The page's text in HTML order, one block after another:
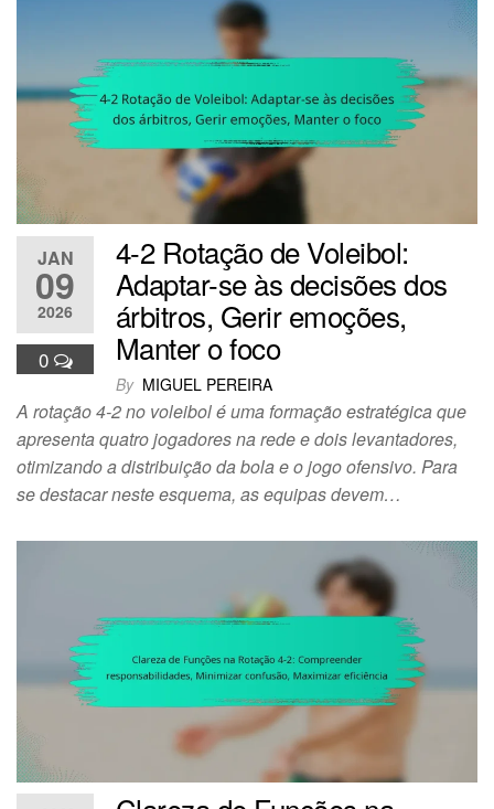
JAN
09
2026
0
4-2 Rotação de Voleibol:
Adaptar-se às decisões dos
árbitros, Gerir emoções,
Manter o foco
By MIGUEL PEREIRA
A rotação 4-2 no voleibol é uma formação estratégica que
apresenta quatro jogadores na rede e dois levantadores,
otimizando a distribuição da bola e o jogo ofensivo. Para
se destacar neste esquema, as equipas devem…